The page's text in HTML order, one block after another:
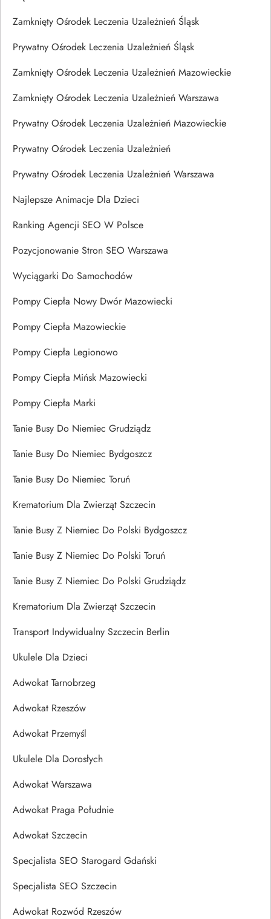
Zamknięty Ośrodek Leczenia Uzależnień Śląsk
Prywatny Ośrodek Leczenia Uzależnień Śląsk
Zamknięty Ośrodek Leczenia Uzależnień Mazowieckie
Zamknięty Ośrodek Leczenia Uzależnień Warszawa
Prywatny Ośrodek Leczenia Uzależnień Mazowieckie
Prywatny Ośrodek Leczenia Uzależnień
Prywatny Ośrodek Leczenia Uzależnień Warszawa
Najlepsze Animacje Dla Dzieci
Ranking Agencji SEO W Polsce
Pozycjonowanie Stron SEO Warszawa
Wyciągarki Do Samochodów
Pompy Ciepła Nowy Dwór Mazowiecki
Pompy Ciepła Mazowieckie
Pompy Ciepła Legionowo
Pompy Ciepła Mińsk Mazowiecki
Pompy Ciepła Marki
Tanie Busy Do Niemiec Grudziądz
Tanie Busy Do Niemiec Bydgoszcz
Tanie Busy Do Niemiec Toruń
Krematorium Dla Zwierząt Szczecin
Tanie Busy Z Niemiec Do Polski Bydgoszcz
Tanie Busy Z Niemiec Do Polski Toruń
Tanie Busy Z Niemiec Do Polski Grudziądz
Krematorium Dla Zwierząt Szczecin
Transport Indywidualny Szczecin Berlin
Ukulele Dla Dzieci
Adwokat Tarnobrzeg
Adwokat Rzeszów
Adwokat Przemyśl
Ukulele Dla Dorosłych
Adwokat Warszawa
Adwokat Praga Południe
Adwokat Szczecin
Specjalista SEO Starogard Gdański
Specjalista SEO Szczecin
Adwokat Rozwód Rzeszów